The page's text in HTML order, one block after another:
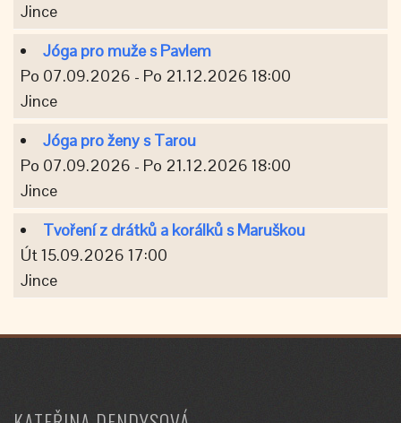
Jince
Jóga pro muže s Pavlem
Po 07.09.2026 - Po 21.12.2026 18:00
Jince
Jóga pro ženy s Tarou
Po 07.09.2026 - Po 21.12.2026 18:00
Jince
Tvoření z drátků a korálků s Maruškou
Út 15.09.2026 17:00
Jince